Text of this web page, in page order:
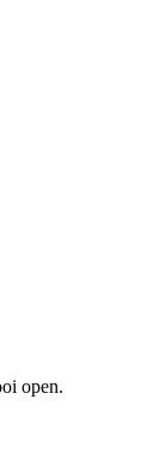
open.